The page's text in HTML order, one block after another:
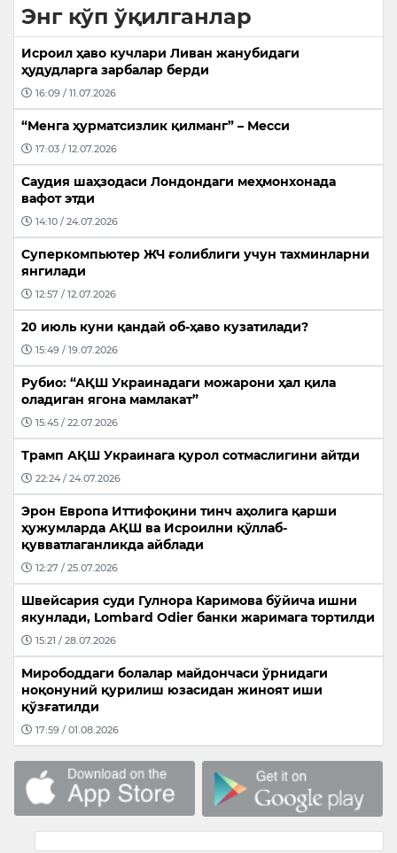
Энг кўп ўқилганлар
Исроил ҳаво кучлари Ливан жанубидаги
ҳудудларга зарбалар берди
16:09 / 11.07.2026
“Менга ҳурматсизлик қилманг” – Месси
17:03 / 12.07.2026
Саудия шаҳзодаси Лондондаги меҳмонхонада
вафот этди
14:10 / 24.07.2026
Суперкомпьютер ЖЧ ғолиблиги учун тахминларни
янгилади
12:57 / 12.07.2026
20 июль куни қандай об-ҳаво кузатилади?
15:49 / 19.07.2026
Рубио: “АҚШ Украинадаги можарони ҳал қила
оладиган ягона мамлакат”
15:45 / 22.07.2026
Трамп АҚШ Украинага қурол сотмаслигини айтди
22:24 / 24.07.2026
Эрон Европа Иттифоқини тинч аҳолига қарши
ҳужумларда АҚШ ва Исроилни қўллаб-
қувватлаганликда айблади
12:27 / 25.07.2026
Швейсария суди Гулнора Каримова бўйича ишни
якунлади, Lombard Odier банки жаримага тортилди
15:21 / 28.07.2026
Мирободдаги болалар майдончаси ўрнидаги
ноқонуний қурилиш юзасидан жиноят иши
қўзғатилди
17:59 / 01.08.2026